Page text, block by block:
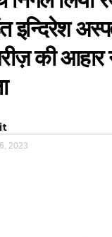
इन्दिरेश
की
2023